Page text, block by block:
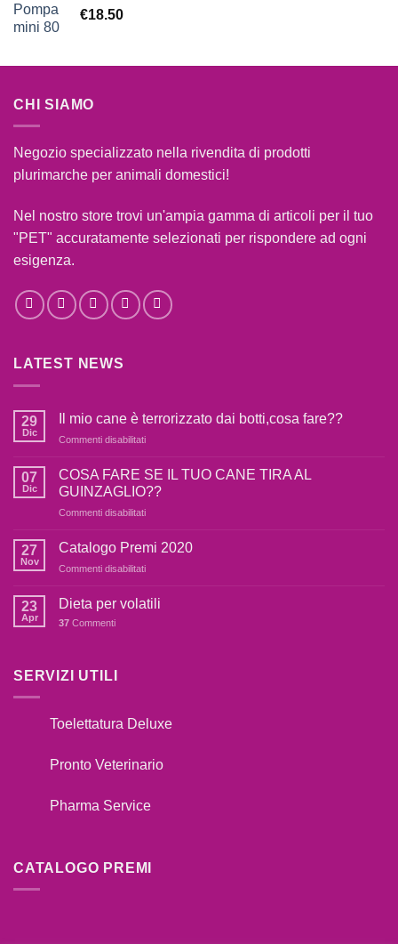
€18.50
CHI SIAMO
Negozio specializzato nella rivendita di prodotti
plurimarche per animali domestici!
Nel nostro store trovi un'ampia gamma di articoli per il tuo
"PET" accuratamente selezionati per rispondere ad ogni
esigenza.
LATEST NEWS
29
Dic
Il mio cane è terrorizzato dai botti,cosa fare??
Commenti disabilitatisu
mio
cane
è
terrorizzato
botti,cosa
07
Dic
COSA FARE SE IL TUO CANE TIRA AL
GUINZAGLIO??
Commenti disabilitatisu
FARE
IL
CANE
27
Nov
Catalogo Premi 2020
Commenti disabilitatisu
Premi
23
Apr
Dieta per volatili
37 Commenti
SERVIZI UTILI
Toelettatura Deluxe
Pronto Veterinario
Pharma Service
CATALOGO PREMI